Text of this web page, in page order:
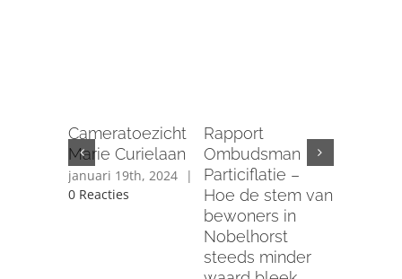
Cameratoezicht
Marie Curielaan
januari 19th, 2024
|
0 Reacties
Rapport
Ombudsman
Particiflatie –
Hoe de stem van
bewoners in
Nobelhorst
steeds minder